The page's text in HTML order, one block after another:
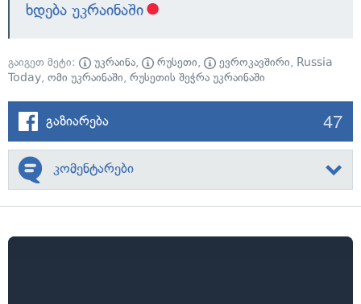
ხდება უკრაინაში
გაიგეთ მეტი: უკრაინა, რუსეთი, ევროკავშირი, Russia
Today, ომი უკრაინაში, რუსეთის შეჭრა უკრაინაში
გაზიარება 47
კომენტარები